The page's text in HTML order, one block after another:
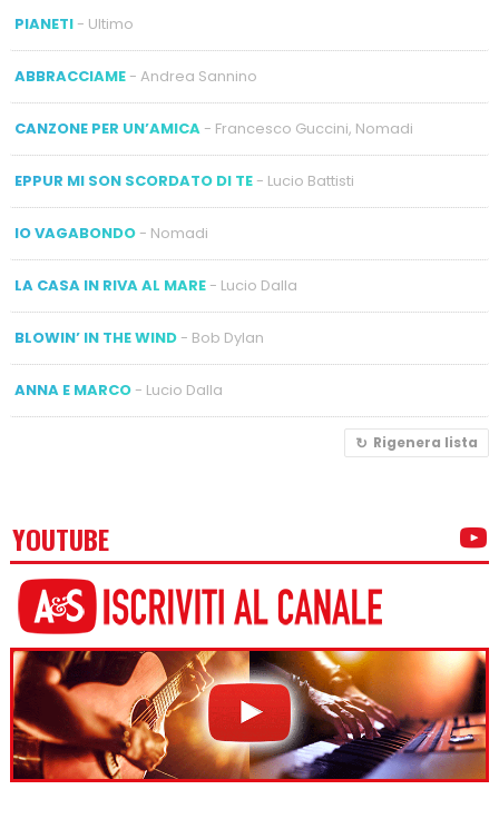
PIANETI- Ultimo
ABBRACCIAME- Andrea Sannino
CANZONE PER UN’AMICA- Francesco Guccini, Nomadi
EPPUR MI SON SCORDATO DI TE- Lucio Battisti
IO VAGABONDO- Nomadi
LA CASA IN RIVA AL MARE- Lucio Dalla
BLOWIN’ IN THE WIND- Bob Dylan
ANNA E MARCO- Lucio Dalla
Rigenera lista
YOUTUBE